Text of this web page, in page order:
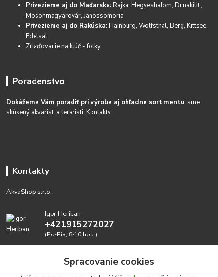
Privezieme aj do Maďarska:Rajka, Hegyeshalom, Dunakiliti,
Mosonmagyarovár, Janossomoria
Privezieme aj do Rakúska:Hainburg, Wolfsthal, Berg, Kittsee,
Edelsal
Zriaďovanie na kĺúč - fotky
Poradenstvo
Dokážeme Vám poradiť pri výrobe aj ohľadne sortimentu, sme
skúsený akvaristi a teraristi.Kontakty
Kontakty
AkvaShop s.r.o.
Igor Heriban
+421915272027
(Po-Pia, 8-16 hod.)
Spracovanie cookies